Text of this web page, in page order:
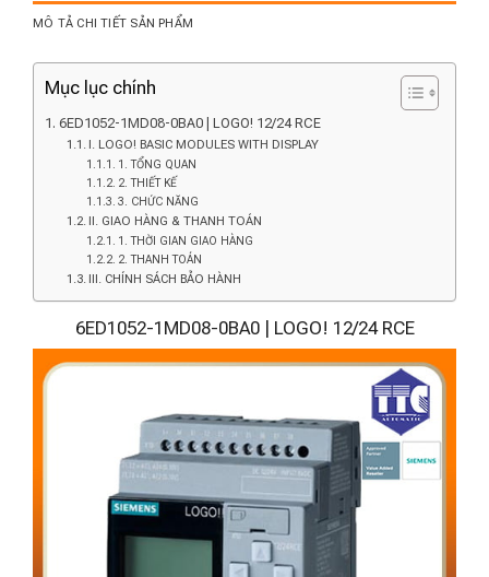
MÔ TẢ CHI TIẾT SẢN PHẨM
Mục lục chính
6ED1052-1MD08-0BA0 | LOGO! 12/24 RCE
I. LOGO! BASIC MODULES WITH DISPLAY
1. TỔNG QUAN
2. THIẾT KẾ
3. CHỨC NĂNG
II. GIAO HÀNG & THANH TOÁN
1. THỜI GIAN GIAO HÀNG
2. THANH TOÁN
III. CHÍNH SÁCH BẢO HÀNH
6ED1052-1MD08-0BA0 | LOGO! 12/24 RCE